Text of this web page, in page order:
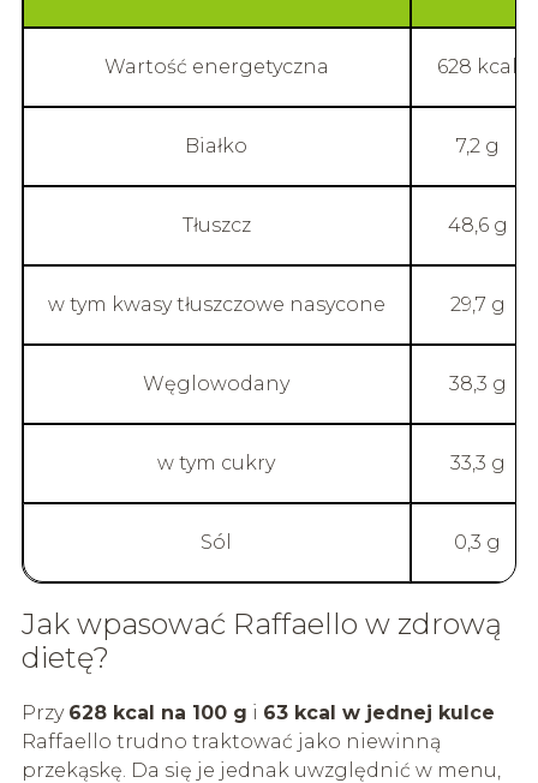
Wartość energetyczna 628 kcal
Białko 7,2 g
Tłuszcz 48,6 g
w tym kwasy tłuszczowe nasycone 29,7 g
Węglowodany 38,3 g
w tym cukry 33,3 g
Sól 0,3 g
Jak wpasować Raffaello w zdrową
dietę?
Przy 628 kcal na 100 g i 63 kcal w jednej kulce
Raffaello trudno traktować jako niewinną
przekąskę. Da się je jednak uwzględnić w menu,